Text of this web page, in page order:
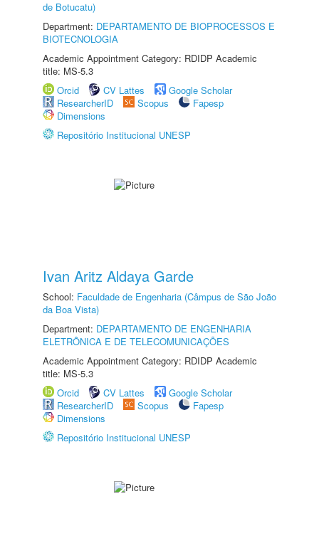
de Botucatu)
Department: DEPARTAMENTO DE BIOPROCESSOS E
BIOTECNOLOGIA
Academic Appointment Category: RDIDP Academic
title: MS-5.3
Orcid
CV Lattes
Google Scholar
ResearcherID
Scopus
Fapesp
Dimensions
Repositório Institucional UNESP
Ivan Aritz Aldaya Garde
School: Faculdade de Engenharia (Câmpus de São João
da Boa Vista)
Department: DEPARTAMENTO DE ENGENHARIA
ELETRÔNICA E DE TELECOMUNICAÇÕES
Academic Appointment Category: RDIDP Academic
title: MS-5.3
Orcid
CV Lattes
Google Scholar
ResearcherID
Scopus
Fapesp
Dimensions
Repositório Institucional UNESP